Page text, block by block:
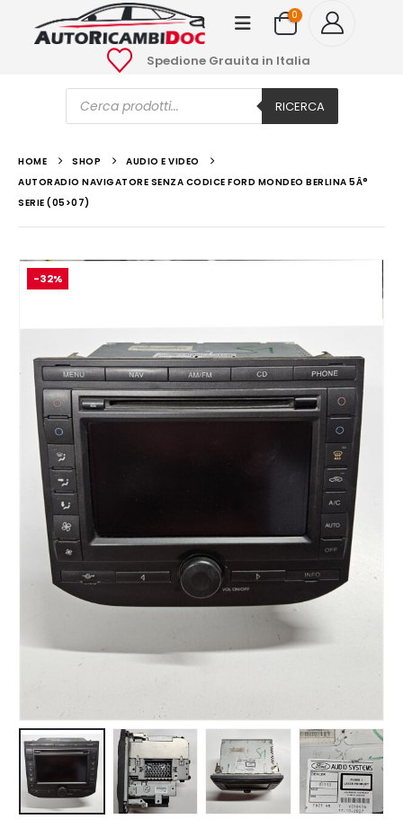
0
Spedione Grauita in Italia
Ricerca
prodotti RICERCA
HOME SHOP
AUDIO E VIDEO
AUTORADIO NAVIGATORE SENZA CODICE FORD MONDEO BERLINA 5Â°
SERIE (05>07)
-32%